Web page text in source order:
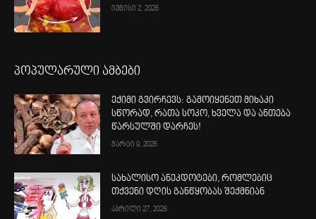
ივნისი 2, 2026
პოპულარული ამბები
ექიმი გვირჩევს: გამოიყენეთ მიხაკი
სწორად, რათა სოკო, ხველა და ანთება
წარსულში დარჩეს!
მარტი 9, 2026
სახალისო ანეკდოტები, რომლებიც
თქვენი დღის განწყობას შექმნიან
აპრილი 27, 2026